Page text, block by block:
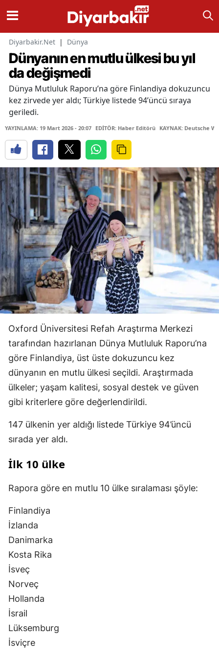
Diyarbakir.Net | Dünya
Dünyanın en mutlu ülkesi bu yıl
da değişmedi
Dünya Mutluluk Raporu’na göre Finlandiya dokuzuncu
kez zirvede yer aldı; Türkiye listede 94’üncü sıraya
geriledi.
YAYINLAMA: 19 Mart 2026 - 20:07 EDİTÖR: Haber Editörü KAYNAK: Deutsche
Oxford Üniversitesi Refah Araştırma Merkezi
tarafından hazırlanan Dünya Mutluluk Raporu’na
göre Finlandiya, üst üste dokuzuncu kez
dünyanın en mutlu ülkesi seçildi. Araştırmada
ülkeler; yaşam kalitesi, sosyal destek ve güven
gibi kriterlere göre değerlendirildi.
147 ülkenin yer aldığı listede Türkiye 94’üncü
sırada yer aldı.
İlk 10 ülke
Rapora göre en mutlu 10 ülke sıralaması şöyle:
Finlandiya
İzlanda
Danimarka
Kosta Rika
İsveç
Norveç
Hollanda
İsrail
Lüksemburg
İsviçre